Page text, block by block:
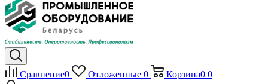
Сравнение0 Отложенные 0 Корзина0 0